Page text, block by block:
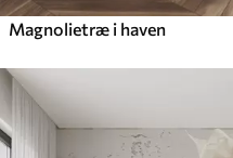
Magnolietræ i haven